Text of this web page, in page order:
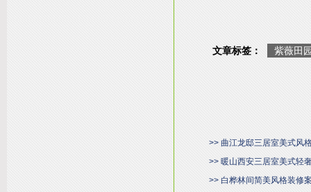
文章标签： 紫薇田
>> 曲江龙邸三居室美式风
>> 暖山西安三居室美式轻
>> 白桦林间简美风格装修